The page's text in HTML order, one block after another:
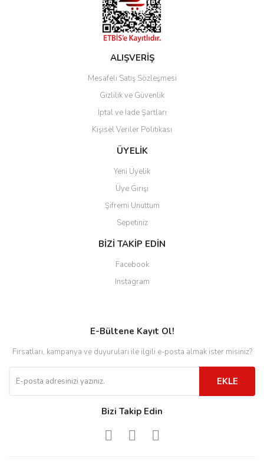
ALIŞVERİŞ
Mesafeli Satış Sözleşmesi
Gizlilik ve Güvenlik
İptal ve İade Şartları
Kişisel Veriler Politikası
ÜYELİK
Yeni Üyelik
Üye Girişi
Şifremi Unuttum
Sepetiniz
BİZİ TAKİP EDİN
Facebook
Instagram
E-Bültene Kayıt Ol!
Fırsatları, kampanya ve duyuruları ile ilgili e-posta almak ister misiniz?
EKLE
Bizi Takip Edin